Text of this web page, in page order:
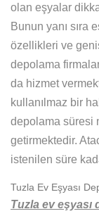
olan eşyalar
Bunun yanı sıra
özellikleri ve
depolama
da hizmet
kullanılmaz bir
depolama süresi
getirmektedir.
istenilen süre
Tuzla Ev Eşyası
Tuzla ev eşyası